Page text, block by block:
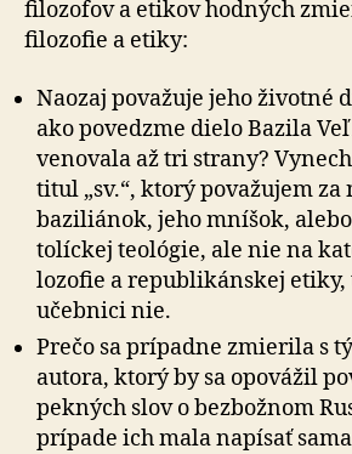
filo­zo­fov a etikov hod­ných
filo­zofie a etiky:
Naozaj považuje jeho životné
ako povedzme dielo Bazila
ve­no­vala až tri strany?
titul „sv.“, ktorý po­va­žujem za
bazi­liánok, jeho mníšok,
to­líc­kej teo­ló­gie, ale nie na
lo­zo­fie a re­pub­li­kánskej etiky,
učeb­nici nie.
Prečo sa prípadne zmierila s
autora, ktorý by sa opovážil
pekných slov o bez­božnom
prípade ich mala napísať